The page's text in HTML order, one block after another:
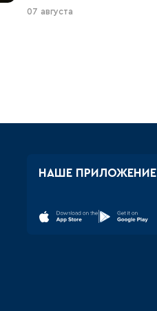
07 августа
НАШЕ ПРИЛОЖЕНИЕ